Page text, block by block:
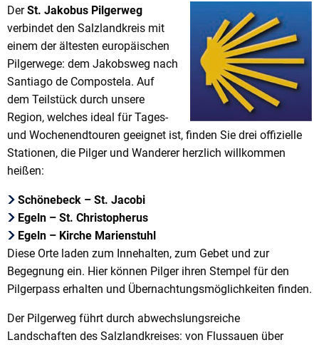
DerSt. Jakobus Pilgerweg
verbindet den Salzlandkreis mit
einem der ältesten europäischen
Pilgerwege: dem Jakobsweg nach
Santiago de Compostela. Auf
dem Teilstück durch unsere
Region, welches ideal für Tages-
und Wochenendtouren geeignet ist, finden Sie drei offizielle
Stationen, die Pilger und Wanderer herzlich willkommen
heißen:
Schönebeck – St. Jacobi
Egeln – St. Christopherus
Egeln – Kirche Marienstuhl
Diese Orte laden zum Innehalten, zum Gebet und zur
Begegnung ein. Hier können Pilger ihren Stempel für den
Pilgerpass erhalten und Übernachtungsmöglichkeiten finden.
Der Pilgerweg führt durch abwechslungsreiche
Landschaften des Salzlandkreises: von Flussauen über